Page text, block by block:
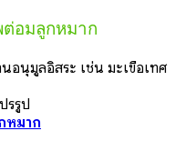
อมลูกหมาก
อนุมูลอิสระ เช่น มะเขือเทศ
รรูป
หมาก